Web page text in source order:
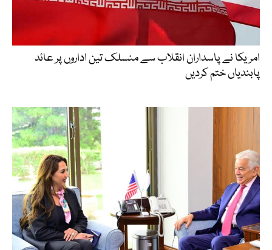
امریکا نے پاسداران انقلاب سے منسلک تین اداروں پر عائد
پابندیاں ختم کردیں